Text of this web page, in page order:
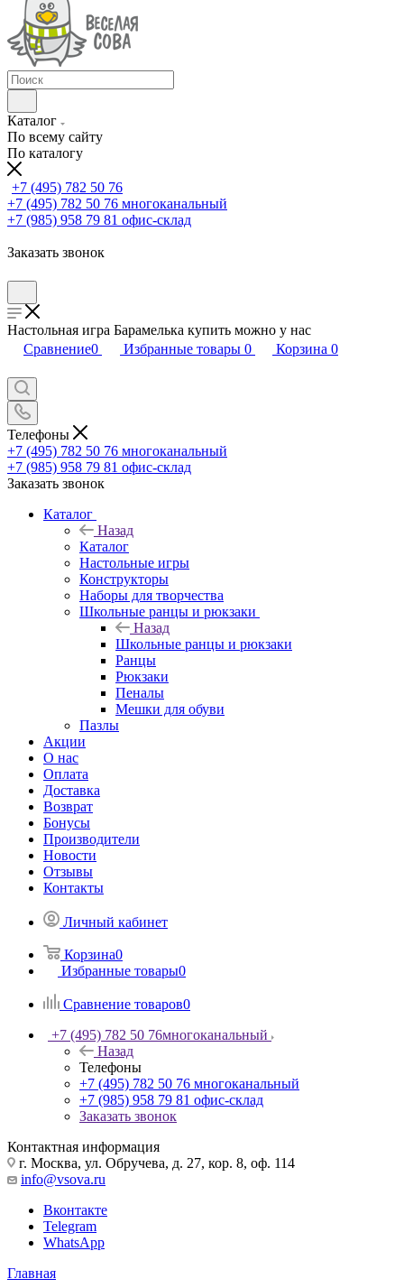
Каталог
По всему сайту
По каталогу
+7 (495) 782 50 76
+7 (495) 782 50 76 многоканальный
+7 (985) 958 79 81 офис-склад
Заказать звонок
Настольная игра Барамелька купить можно у нас
Сравнение0 Избранные товары 0 Корзина 0
Телефоны
+7 (495) 782 50 76 многоканальный
+7 (985) 958 79 81 офис-склад
Заказать звонок
Каталог
Назад
Каталог
Настольные игры
Конструкторы
Наборы для творчества
Школьные ранцы и рюкзаки
Назад
Школьные ранцы и рюкзаки
Ранцы
Рюкзаки
Пеналы
Мешки для обуви
Пазлы
Акции
О нас
Оплата
Доставка
Возврат
Бонусы
Производители
Новости
Отзывы
Контакты
Личный кабинет
Корзина0
Избранные товары0
Сравнение товаров0
+7 (495) 782 50 76многоканальный
Назад
Телефоны
+7 (495) 782 50 76 многоканальный
+7 (985) 958 79 81 офис-склад
Заказать звонок
Контактная информация
г. Москва, ул. Обручева, д. 27, кор. 8, оф. 114
info@vsova.ru
Вконтакте
Telegram
WhatsApp
Главная